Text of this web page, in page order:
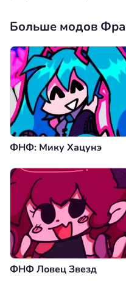
Больше модов
ФНФ: Мику Хацунэ
ФНФ Ловец Звезд